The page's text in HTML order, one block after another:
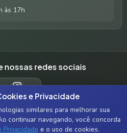
e Privacidade
similares para melhorar sua
continuar navegando, você concorda
Privacidade e o uso de cookies.
às 17h
nossas redes sociais
INSTAGRAM